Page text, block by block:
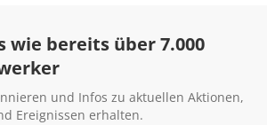
wie bereits über 7.000
und Infos zu aktuellen Aktionen,
Ereignissen erhalten.